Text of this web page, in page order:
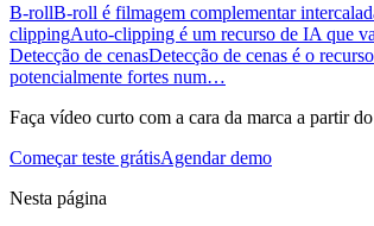
B-rollB-roll é filmagem complementar
clippingAuto-clipping é um recurso de IA que
Detecção de cenasDetecção de cenas é o
potencialmente fortes num…
Faça vídeo curto com a cara da marca a partir
Começar teste grátisAgendar demo
Nesta página